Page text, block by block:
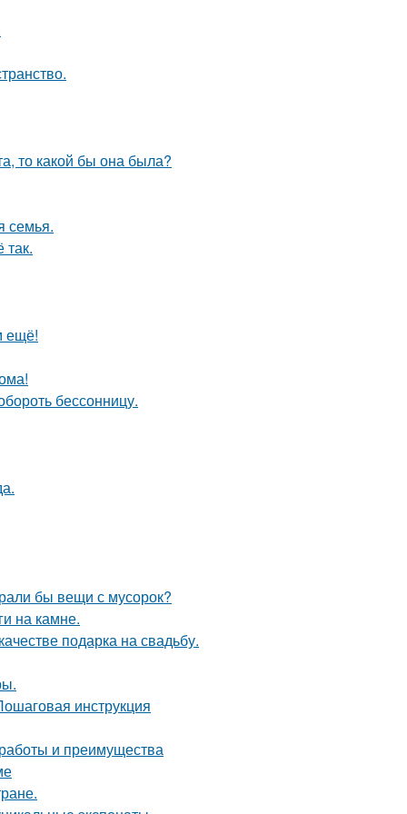
то какой бы она была?
семья.
так.
ещё!
бессонницу.
бы вещи с мусорок?
на камне.
подарка на свадьбу.
инструкция
и преимущества